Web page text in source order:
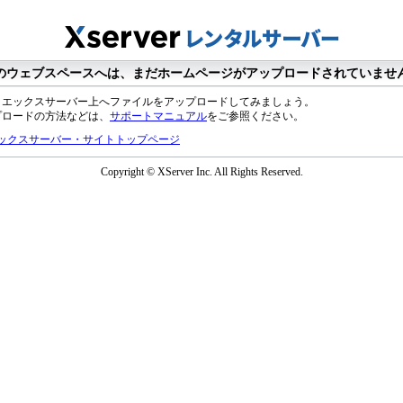
ウェブスペースへは、まだホームページがアップロードされていませ
ックスサーバー上へファイルをアップロードしてみましょう。
ードの方法などは、 サポートマニュアルをご参照ください。
クスサーバー・サイトトップページ
Copyright © XServer Inc. All Rights Reserved.